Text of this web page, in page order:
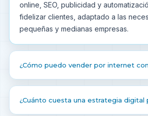
online, SEO, publicidad y
fidelizar clientes, adaptado a las
pequeñas y medianas empresas.
¿Cómo puedo vender por internet
¿Cuánto cuesta una estrategia digital